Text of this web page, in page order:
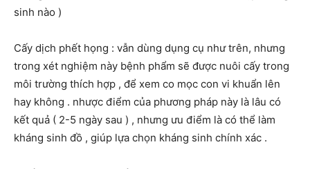
sinh nào )
Cấy dịch phết họng : vẫn dùng dụng cụ như trên, nhưng
trong xét nghiệm này bệnh phẩm sẽ được nuôi cấy trong
môi trường thích hợp , để xem co mọc con vi khuẩn lên
hay không . nhược điểm của phương pháp này là lâu có
kết quả ( 2-5 ngày sau ) , nhưng ưu điểm là có thể làm
kháng sinh đồ , giúp lựa chọn kháng sinh chính xác .